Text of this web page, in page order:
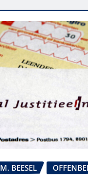
BEESEL